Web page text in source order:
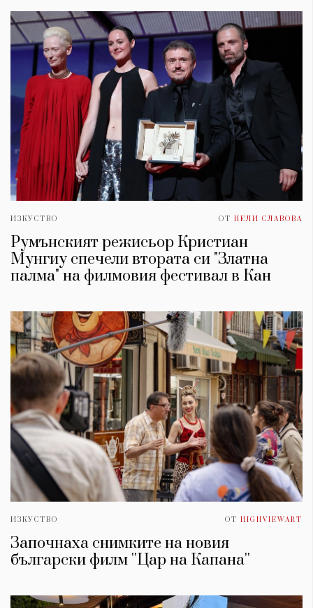
ИЗКУСТВО ОТ НЕЛИ СЛАВОВА
Румънският режисьор Кристиан
Мунгиу спечели втората си "Златна
палма" на филмовия фестивал в Кан
ИЗКУСТВО ОТ HIGHVIEWART
Започнаха снимките на новия
български филм ''Цар на Капана''